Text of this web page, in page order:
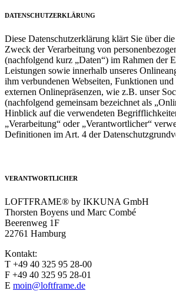
DATENSCHUTZERKLÄRUNG
Diese Datenschutzerklärung klärt Sie über
Zweck der Verarbeitung von
(nachfolgend kurz „Daten“) im Rahmen der
Leistungen sowie innerhalb unseres
ihm verbundenen Webseiten, Funktionen
externen Onlinepräsenzen, wie z.B. unser
(nachfolgend gemeinsam bezeichnet als
Hinblick auf die verwendeten
„Verarbeitung“ oder „Verantwortlicher“
Definitionen im Art. 4 der
VERANTWORTLICHER
LOFTFRAME® by IKKUNA GmbH
Thorsten Boyens und Marc Combé
Beerenweg 1F
22761 Hamburg
Kontakt:
T +49 40 325 95 28-00
F +49 40 325 95 28-01
E moin@loftframe.de